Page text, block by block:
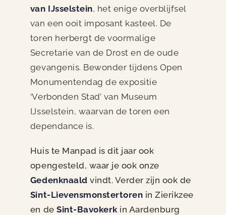
van IJsselstein, het enige overblijfsel
van een ooit imposant kasteel. De
toren herbergt de voormalige
Secretarie van de Drost en de oude
gevangenis. Bewonder tijdens Open
Monumentendag de expositie
‘Verbonden Stad’ van Museum
IJsselstein, waarvan de toren een
dependance is.
Huis te Manpad is dit jaar ook
opengesteld, waar je ook onze
Gedenknaald vindt. Verder zijn ook de
Sint-Lievensmonstertoren in Zierikzee
en deSint-Bavokerk in Aardenburg